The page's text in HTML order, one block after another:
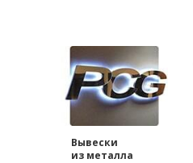
Вывески
из металла